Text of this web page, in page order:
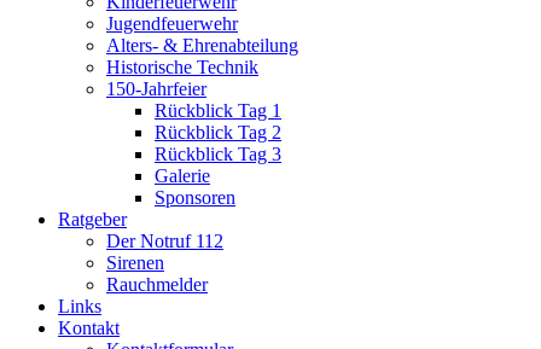
Jugendfeuerwehr
Alters- & Ehrenabteilung
Historische Technik
150-Jahrfeier
Rückblick Tag 1
Rückblick Tag 2
Rückblick Tag 3
Galerie
Sponsoren
Ratgeber
Der Notruf 112
Sirenen
Rauchmelder
Links
Kontakt